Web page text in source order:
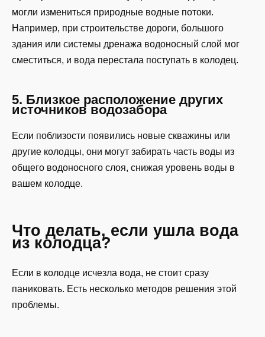
могли измениться природные водные потоки.
Например, при строительстве дороги, большого
здания или системы дренажа водоносный слой мог
сместиться, и вода перестала поступать в колодец.
5. Близкое расположение других
источников водозабора
Если поблизости появились новые скважины или
другие колодцы, они могут забирать часть воды из
общего водоносного слоя, снижая уровень воды в
вашем колодце.
Что делать, если ушла вода
из колодца?
Если в колодце исчезла вода, не стоит сразу
паниковать. Есть несколько методов решения этой
проблемы.